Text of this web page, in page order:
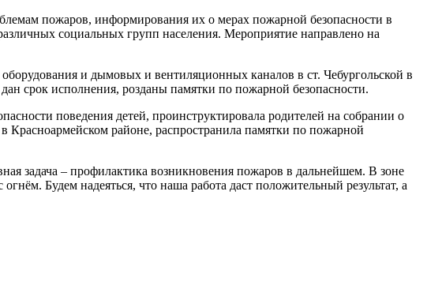
пожаров, информирования их о мерах пожарной безопасности в
социальных групп населения. Мероприятие направлено на
и дымовых и вентиляционных каналов в ст. Чебургольской в
срок исполнения, розданы памятки по пожарной безопасности.
поведения детей, проинструктировала родителей на собрании о
районе, распространила памятки по пожарной
задача – профилактика возникновения пожаров в дальнейшем. В зоне
Будем надеяться, что наша работа даст положительный результат, а